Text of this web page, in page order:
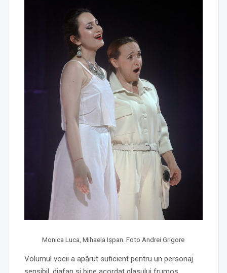
Monica Luca, Mihaela Ișpan. Foto Andrei Grigore
Volumul vocii a apărut suficient pentru un personaj